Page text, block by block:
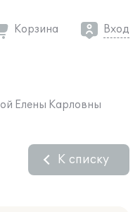
Корзина Вход
Елены Карловны
К списку